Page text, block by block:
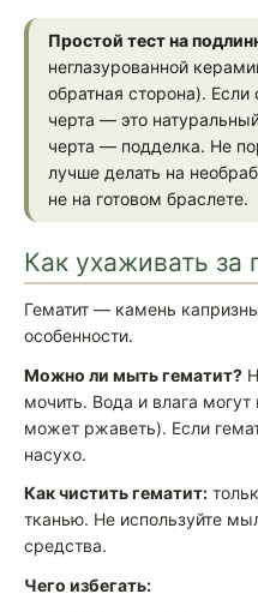
Простой тест на
неглазурованной
обратная сторона).
черта — это
черта — подделка. Не
лучше делать на
не на готовом браслете.
Как ухаживать за
Гематит — камень
особенности.
Можно ли мыть гематит?
мочить. Вода и влага
может ржаветь). Если
насухо.
Как чистить гематит:
тканью. Не используйте
средства.
Чего избегать: